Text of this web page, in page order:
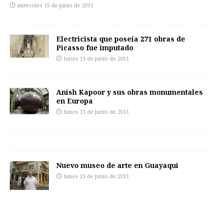
miércoles 15 de junio de 2011
Electricista que poseía 271 obras de
Picasso fue imputado
lunes 13 de junio de 2011
Anish Kapoor y sus obras monumentales
en Europa
lunes 13 de junio de 2011
Nuevo museo de arte en Guayaqui
lunes 13 de junio de 2011